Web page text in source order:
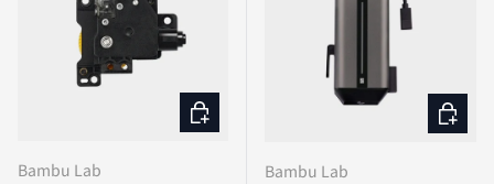
Bambu Lab
選擇選項
Bambu Lab
選擇選項